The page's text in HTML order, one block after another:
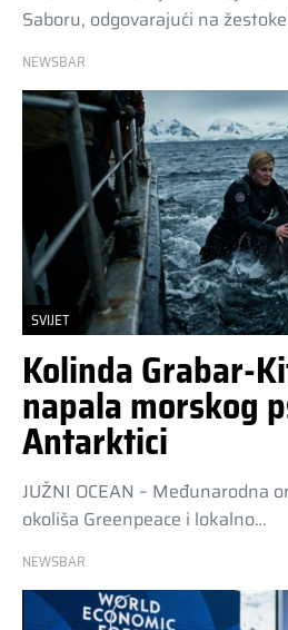
Saboru, odgovarajući na
NEWSBAR
SVIJET
Kolinda Grabar-
napala morskog
Antarktici
JUŽNI OCEAN – Međunarodna
okoliša Greenpeace i lokalno…
NEWSBAR